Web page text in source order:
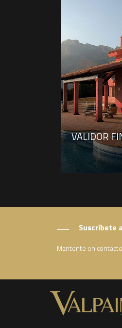
VALIDOR
Suscríbete
Mantente en